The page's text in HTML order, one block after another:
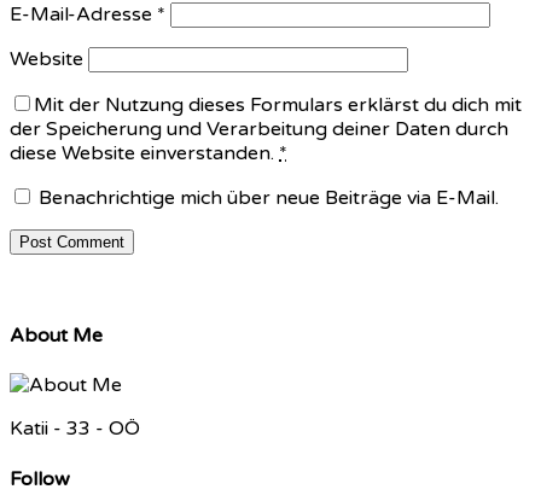
E-Mail-Adresse *
Website
Mit der Nutzung dieses Formulars erklärst du dich mit
der Speicherung und Verarbeitung deiner Daten durch
diese Website einverstanden. *
Benachrichtige mich über neue Beiträge via E-Mail.
About Me
Katii - 33 - OÖ
Follow